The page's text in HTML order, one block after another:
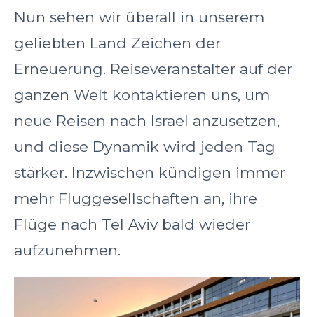
Nun sehen wir überall in unserem
geliebten Land Zeichen der
Erneuerung. Reiseveranstalter auf der
ganzen Welt kontaktieren uns, um
neue Reisen nach Israel anzusetzen,
und diese Dynamik wird jeden Tag
stärker. Inzwischen kündigen immer
mehr Fluggesellschaften an, ihre
Flüge nach Tel Aviv bald wieder
aufzunehmen.